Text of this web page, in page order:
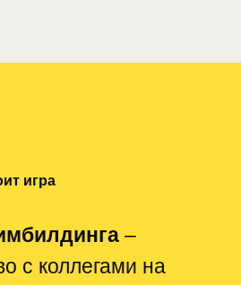
–
с коллегами на
игра